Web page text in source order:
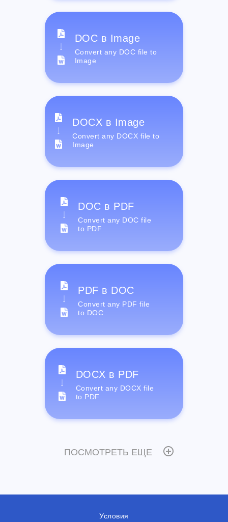
DOC в Image
Convert any DOC file to
Image
DOCX в Image
Convert any DOCX file to
Image
DOC в PDF
Convert any DOC file
to PDF
PDF в DOC
Convert any PDF file
to DOC
DOCX в PDF
Convert any DOCX file
to PDF
ПОСМОТРЕТЬ ЕЩЕ
Условия